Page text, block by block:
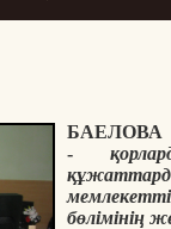
-
бөлімінің